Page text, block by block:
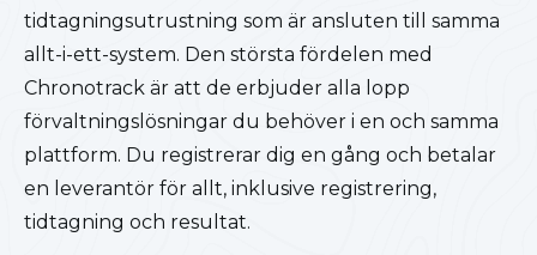
tidtagningsutrustning som är ansluten till samma
allt-i-ett-system. Den största fördelen med
Chronotrack är att de erbjuder alla lopp
förvaltningslösningar du behöver i en och samma
plattform. Du registrerar dig en gång och betalar
en leverantör för allt, inklusive registrering,
tidtagning och resultat.